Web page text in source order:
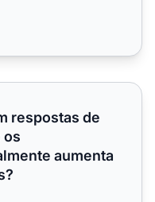
de IA, mas bem
respostas de
os
aumenta